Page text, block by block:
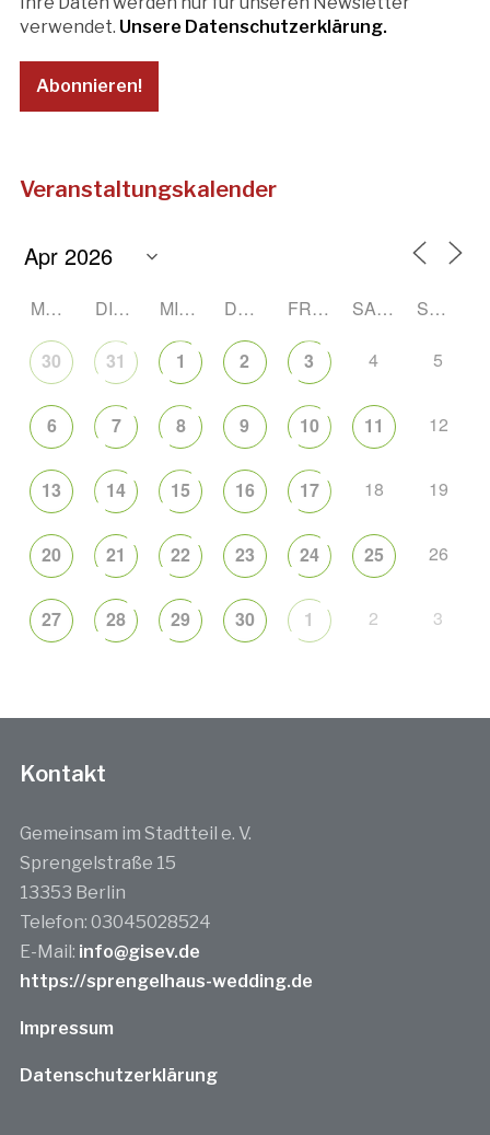
verwendet. Unsere Datenschutzerklärung.
Veranstaltungskalender
MONTAG DIENSTAG MITTWOCH DONNERSTAG FREITAG SAMSTAG SONNTAG
30 31 1 2 3 4 5
6 7 8 9 10 11 12
13 14 15 16 17 18 19
20 21 22 23 24 25 26
27 28 29 30 1 2 3
Kontakt
Gemeinsam im Stadtteil e. V.
Sprengelstraße 15
13353 Berlin
Telefon: 03045028524
E-Mail: info@gisev.de
https://sprengelhaus-wedding.de
Impressum
Datenschutzerklärung